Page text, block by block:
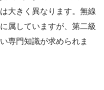
大きく異なります。無線
属していますが、第二級
専門知識が求められま